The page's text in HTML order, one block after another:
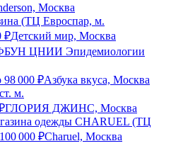
Москва
(ТЦ Евроспар, м.
₽Детский мир, Москва
ЦНИИ Эпидемиологии
98 000 ₽Азбука вкуса, Москва
м.
ГЛОРИЯ ДЖИНС, Москва
одежды CHARUEL (ТЦ
100 000 ₽Charuel, Москва